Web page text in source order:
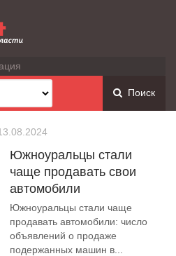
Поиск
Южноуральцы стали
чаще продавать свои
автомобили
Южноуральцы стали чаще
продавать автомобили: число
объявлений о продаже
подержанных машин в...